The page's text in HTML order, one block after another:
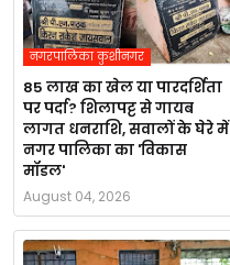
नगरपालिका कुशीनगर
85 लाख का खेल या पारदर्शिता
पर पर्दा? शिलापट्ट से गायब
लागत धनराशि, सवालों के घेरे में
नगर पालिका का 'विकास
मॉडल'
August 04, 2026